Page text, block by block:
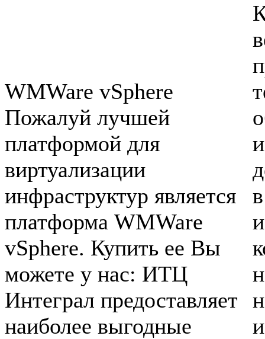
WMWare vSphere
Пожалуй лучшей
платформой для
виртуализации
инфраструктур является
платформа WMWare
vSphere. Купить ее Вы
можете у нас: ИТЦ
Интеграл предоставляет
наиболее выгодные